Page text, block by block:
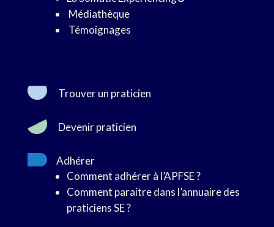
Médiathèque
Témoignages
Trouver un praticien
Devenir praticien
Adhérer
Comment adhérer à l’APFSE ?
Comment paraitre dans l’annuaire des
praticiens SE ?